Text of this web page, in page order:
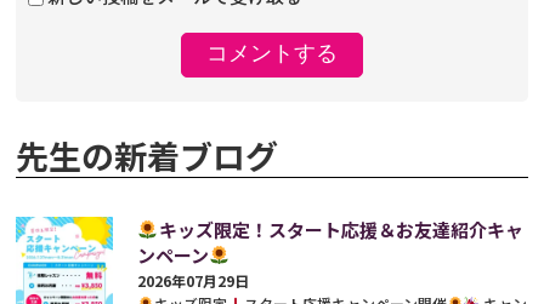
先生の新着ブログ
キッズ限定！スタート応援＆お友達紹介キャ
ンペーン
2026年07月29日